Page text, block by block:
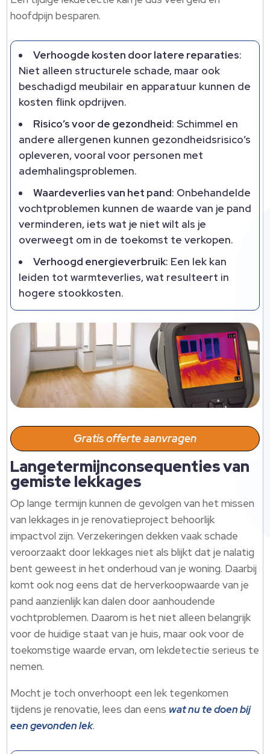
hoofdpijn besparen.
Verhoogde kosten door latere reparaties:
Niet alleen structurele schade, maar ook
beschadigd meubilair en apparatuur kunnen de
kosten flink opdrijven.
Risico’s voor de gezondheid: Schimmel en
andere allergenen kunnen gezondheidsrisico’s
opleveren, vooral voor personen met
ademhalingsproblemen.
Waardeverlies van het pand: Onbehandelde
vochtproblemen kunnen de waarde van je pand
verminderen, iets wat je niet wilt als je
overweegt om in de toekomst te verkopen.
Verhoogd energieverbruik: Een lek kan
leiden tot warmteverlies, wat resulteert in
hogere stookkosten.
Gratis offerte aanvragen
Langetermijnconsequenties van
gemiste lekkages
Op lange termijn kunnen de gevolgen van het missen
van lekkages in je renovatieproject behoorlijk
impactvol zijn. Verzekeringen dekken vaak schade
veroorzaakt door lekkages niet als blijkt dat je nalatig
bent geweest in het onderhoud van je woning. Daarbij
komt ook nog eens dat de herverkoopwaarde van je
pand aanzienlijk kan dalen door aanhoudende
vochtproblemen. Daarom is het niet alleen belangrijk
voor de huidige staat van je huis, maar ook voor de
toekomstige waarde ervan, om lekdetectie serieus te
nemen.
Mocht je toch onverhoopt een lek tegenkomen
tijdens je renovatie, lees dan eens wat nu te doen bij
een gevonden lek.